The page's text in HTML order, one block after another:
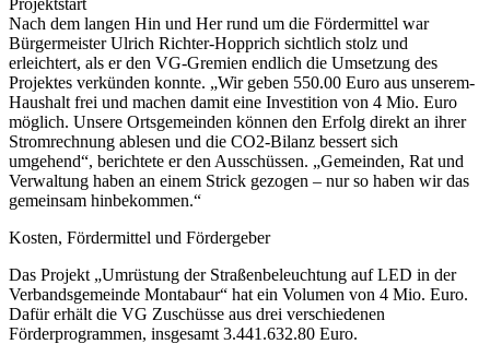
Nach dem langen Hin und Her rund um die Fördermittel war
Bürgermeister Ulrich Richter-Hopprich sichtlich stolz und
erleichtert, als er den VG-Gremien endlich die Umsetzung des
Projektes verkünden konnte. „Wir geben 550.00 Euro aus unserem-
Haushalt frei und machen damit eine Investition von 4 Mio. Euro
möglich. Unsere Ortsgemeinden können den Erfolg direkt an ihrer
Stromrechnung ablesen und die CO2-Bilanz bessert sich
umgehend“, berichtete er den Ausschüssen. „Gemeinden, Rat und
Verwaltung haben an einem Strick gezogen – nur so haben wir das
gemeinsam hinbekommen.“
Kosten, Fördermittel und Fördergeber
Das Projekt „Umrüstung der Straßenbeleuchtung auf LED in der
Verbandsgemeinde Montabaur“ hat ein Volumen von 4 Mio. Euro.
Dafür erhält die VG Zuschüsse aus drei verschiedenen
Förderprogrammen, insgesamt 3.441.632.80 Euro.